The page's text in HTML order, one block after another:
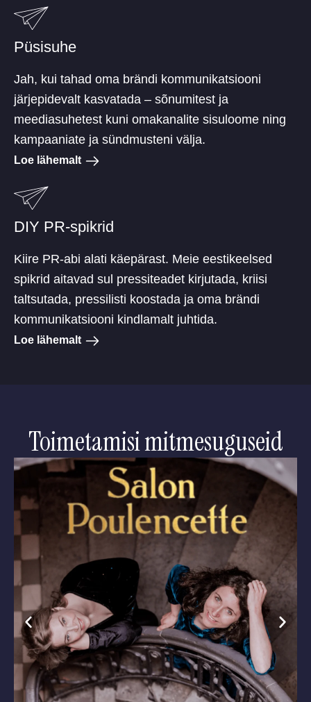
Püsisuhe
Jah, kui tahad oma brändi kommunikatsiooni
järjepidevalt kasvatada – sõnumitest ja
meediasuhetest kuni omakanalite sisuloome ning
kampaaniate ja sündmusteni välja.
Loe lähemalt
DIY PR-spikrid
Kiire PR-abi alati käepärast. Meie eestikeelsed
spikrid aitavad sul pressiteadet kirjutada, kriisi
taltsutada, pressilisti koostada ja oma brändi
kommunikatsiooni kindlamalt juhtida.
Loe lähemalt
Toimetamisi mitmesuguseid